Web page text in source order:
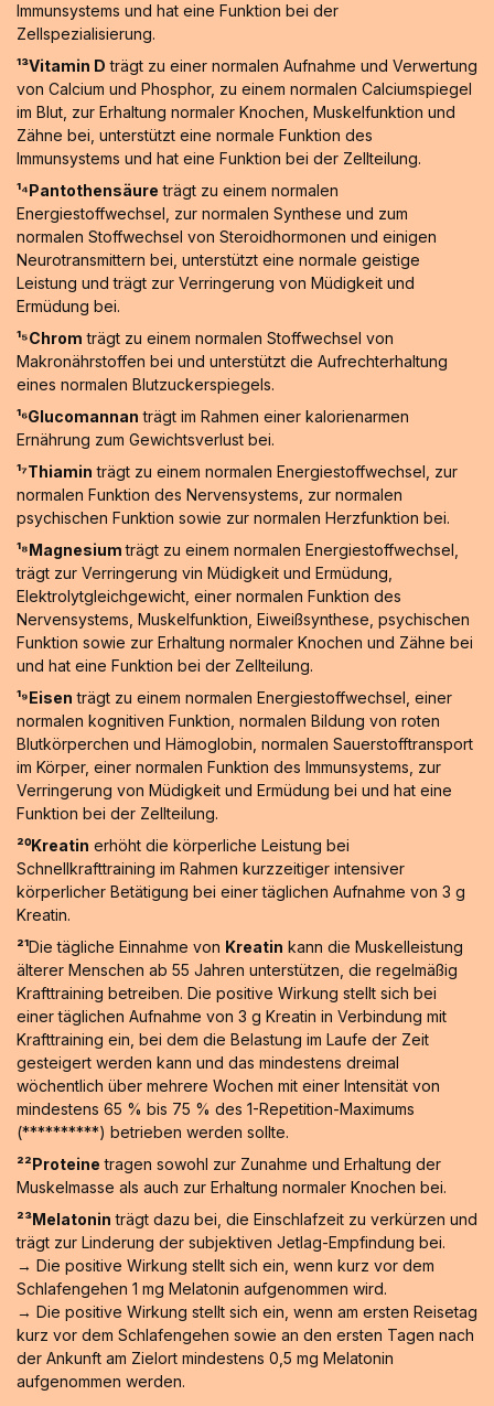
Immunsystems und hat eine Funktion bei der
Zellspezialisierung.
¹³Vitamin D trägt zu einer normalen Aufnahme und Verwertung
von Calcium und Phosphor, zu einem normalen Calciumspiegel
im Blut, zur Erhaltung normaler Knochen, Muskelfunktion und
Zähne bei, unterstützt eine normale Funktion des
Immunsystems und hat eine Funktion bei der Zellteilung.
¹⁴Pantothensäure trägt zu einem normalen
Energiestoffwechsel, zur normalen Synthese und zum
normalen Stoffwechsel von Steroidhormonen und einigen
Neurotransmittern bei, unterstützt eine normale geistige
Leistung und trägt zur Verringerung von Müdigkeit und
Ermüdung bei.
¹⁵Chrom trägt zu einem normalen Stoffwechsel von
Makronährstoffen bei und unterstützt die Aufrechterhaltung
eines normalen Blutzuckerspiegels.
¹⁶Glucomannan trägt im Rahmen einer kalorienarmen
Ernährung zum Gewichtsverlust bei.
¹⁷Thiamin trägt zu einem normalen Energiestoffwechsel, zur
normalen Funktion des Nervensystems, zur normalen
psychischen Funktion sowie zur normalen Herzfunktion bei.
¹⁸Magnesiumträgt zu einem normalen Energiestoffwechsel,
trägt zur Verringerung vin Müdigkeit und Ermüdung,
Elektrolytgleichgewicht, einer normalen Funktion des
Nervensystems, Muskelfunktion, Eiweißsynthese, psychischen
Funktion sowie zur Erhaltung normaler Knochen und Zähne bei
und hat eine Funktion bei der Zellteilung.
¹⁹Eisen trägt zu einem normalen Energiestoffwechsel, einer
normalen kognitiven Funktion, normalen Bildung von roten
Blutkörperchen und Hämoglobin, normalen Sauerstofftransport
im Körper, einer normalen Funktion des Immunsystems, zur
Verringerung von Müdigkeit und Ermüdung bei und hat eine
Funktion bei der Zellteilung.
²⁰Kreatin erhöht die körperliche Leistung bei
Schnellkrafttraining im Rahmen kurzzeitiger intensiver
körperlicher Betätigung bei einer täglichen Aufnahme von 3 g
Kreatin.
²¹Die tägliche Einnahme von Kreatin kann die Muskelleistung
älterer Menschen ab 55 Jahren unterstützen, die regelmäßig
Krafttraining betreiben. Die positive Wirkung stellt sich bei
einer täglichen Aufnahme von 3 g Kreatin in Verbindung mit
Krafttraining ein, bei dem die Belastung im Laufe der Zeit
gesteigert werden kann und das mindestens dreimal
wöchentlich über mehrere Wochen mit einer Intensität von
mindestens 65 % bis 75 % des 1-Repetition-Maximums
(**********) betrieben werden sollte.
²²Proteine tragen sowohl zur Zunahme und Erhaltung der
Muskelmasse als auch zur Erhaltung normaler Knochen bei.
²³Melatonin trägt dazu bei, die Einschlafzeit zu verkürzen und
trägt zur Linderung der subjektiven Jetlag-Empfindung bei.
→ Die positive Wirkung stellt sich ein, wenn kurz vor dem
Schlafengehen 1 mg Melatonin aufgenommen wird.
→ Die positive Wirkung stellt sich ein, wenn am ersten Reisetag
kurz vor dem Schlafengehen sowie an den ersten Tagen nach
der Ankunft am Zielort mindestens 0,5 mg Melatonin
aufgenommen werden.